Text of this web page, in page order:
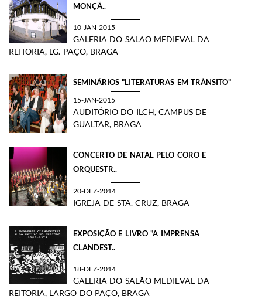
MONÇÃ..
10-JAN-2015
GALERIA DO SALÃO MEDIEVAL DA
REITORIA, LG. PAÇO, BRAGA
SEMINÁRIOS "LITERATURAS EM TRÂNSITO"
15-JAN-2015
AUDITÓRIO DO ILCH, CAMPUS DE
GUALTAR, BRAGA
CONCERTO DE NATAL PELO CORO E
ORQUESTR..
20-DEZ-2014
IGREJA DE STA. CRUZ, BRAGA
EXPOSIÇÃO E LIVRO "A IMPRENSA
CLANDEST..
18-DEZ-2014
GALERIA DO SALÃO MEDIEVAL DA
REITORIA, LARGO DO PAÇO, BRAGA